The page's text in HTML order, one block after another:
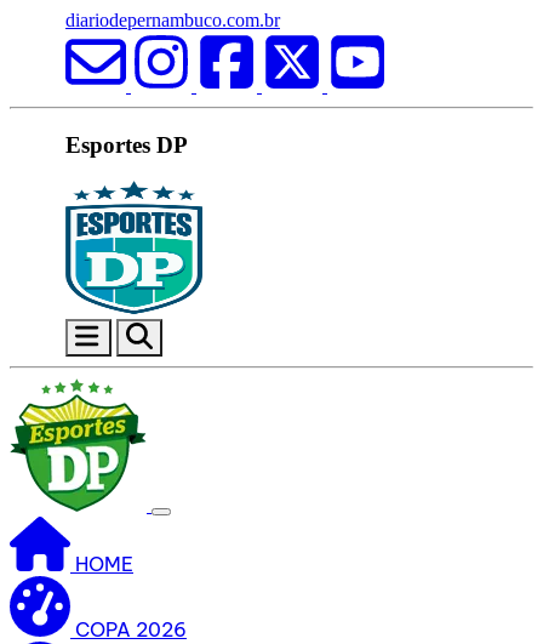
diariodepernambuco.com.br
Esportes DP
HOME
COPA 2026